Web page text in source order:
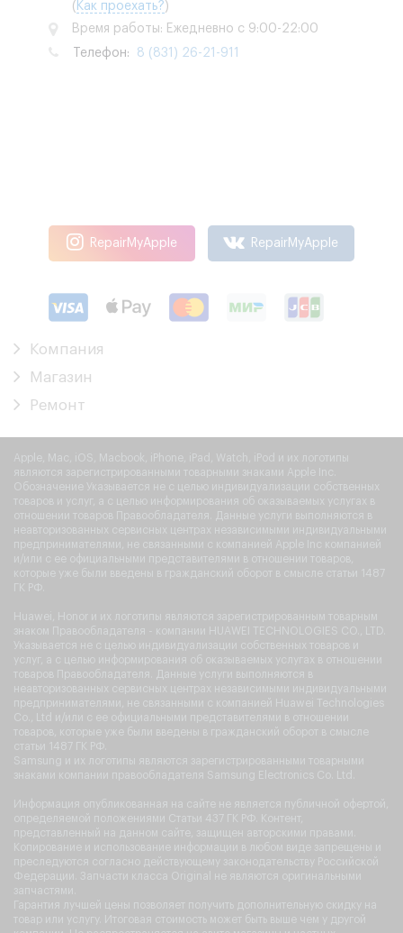
( Как проехать? )
Время работы: Ежедневно с 9:00-22:00
Телефон: 8 (831) 26-21-911
RepairMyApple RepairMyApple
Компания
Магазин
Ремонт
Apple, Mac, iOS, Macbook, iPhone, iPad, Watch, iPod и их логотипы
являются зарегистрированными товарными знаками Apple Inc.
Обозначение Указывается не с целью индивидуализации собственных
товаров и услуг, а с целью информирования об оказываемых услугах в
отношении товаров Правообладателя. Данные услуги выполняются в
неавторизованных сервисных центрах независимыми индивидуальными
предпринимателями, не связанными с компанией Apple Inc компанией
и/или с ее официальными представителями в отношении товаров,
которые уже были введены в гражданский оборот в смысле статьи 1487
ГК РФ.
Huawei, Honor и их логотипы являются зарегистрированным товарным
знаком Правообладателя - компании HUAWEI TECHNOLOGIES CO., LTD.
Указывается не с целью индивидуализации собственных товаров и
услуг, а с целью информирования об оказываемых услугах в отношении
товаров Правообладателя. Данные услуги выполняются в
неавторизованных сервисных центрах независимыми индивидуальными
предпринимателями, не связанными с компанией Huawei Technologies
Co., Ltd и/или с ее официальными представителями в отношении
товаров, которые уже были введены в гражданский оборот в смысле
статьи 1487 ГК РФ.
Samsung и их логотипы являются зарегистрированными товарными
знаками компании правообладателя Samsung Electronics Co. Ltd.
Информация опубликованная на сайте не является публичной офертой,
определяемой положениями Статьи 437 ГК РФ. Контент,
представленный на данном сайте, защищен авторскими правами.
Копирование и использование информации в любом виде запрещены и
преследуются согласно действующему законодательству Российской
Федерации. Запчасти класса Original не являются оригинальными
запчастями.
Гарантия лучшей цены позволяет получить дополнительную скидку на
товар или услугу. Итоговая стоимость может быть выше чем у другой